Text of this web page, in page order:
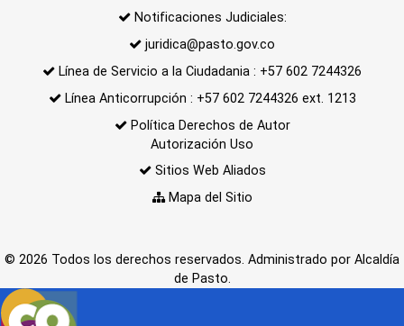
Notificaciones Judiciales:
juridica@pasto.gov.co
Línea de Servicio a la Ciudadania : +57 602 7244326
Línea Anticorrupción : +57 602 7244326 ext. 1213
Política Derechos de Autor
Autorización Uso
Sitios Web Aliados
Mapa del Sitio
© 2026 Todos los derechos reservados. Administrado por Alcaldía
de Pasto.